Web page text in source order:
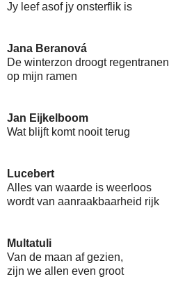
Jy leef asof jy onsterflik is
Jana Beranová
De winterzon droogt regentranen
op mijn ramen
Jan Eijkelboom
Wat blijft komt nooit terug
Lucebert
Alles van waarde is weerloos
wordt van aanraakbaarheid rijk
Multatuli
Van de maan af gezien,
zijn we allen even groot